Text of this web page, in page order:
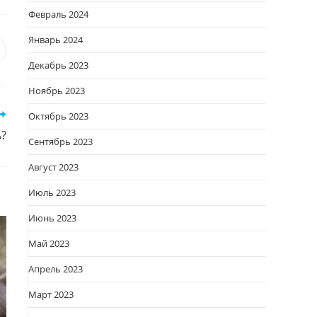
Февраль 2024
Январь 2024
Декабрь 2023
Ноябрь 2023
Октябрь 2023
Сентябрь 2023
Август 2023
Июль 2023
Июнь 2023
Май 2023
Апрель 2023
Март 2023